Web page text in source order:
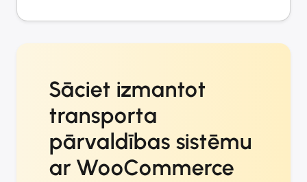
Sāciet izmantot
transporta
pārvaldības sistēmu
ar WooCommerce